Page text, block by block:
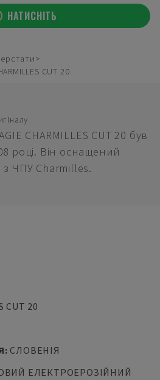
НАТИСНІТЬ
CUT 20
CHARMILLES CUT 20 був
році. Він оснащений
ЧПУ Charmilles.
CUT 20
: СЛОВЕНІЯ
ЕЛЕКТРОЕРОЗІЙНИЙ